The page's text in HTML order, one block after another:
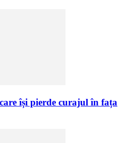
își pierde curajul în fața